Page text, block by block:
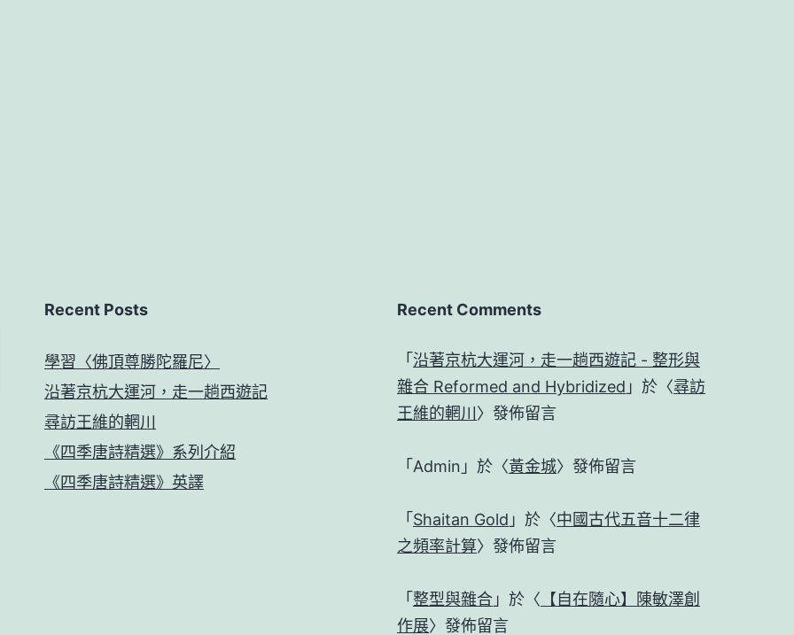
Recent Posts
學習〈佛頂尊勝陀羅尼〉
沿著京杭大運河，走一趟西遊記
尋訪王維的輞川
《四季唐詩精選》系列介紹
《四季唐詩精選》英譯
Recent Comments
「 沿著京杭大運河，走一趟西遊記 - 整形與
雜合 Reformed and Hybridized 」於〈尋訪
王維的輞川 〉發佈留言
「 Admin 」於〈黃金城〉發佈留言
「 Shaitan Gold 」於〈中國古代五音十二律
之頻率計算〉發佈留言
「 整型與雜合 」於〈 【自在隨心】陳敏澤創
作展〉發佈留言